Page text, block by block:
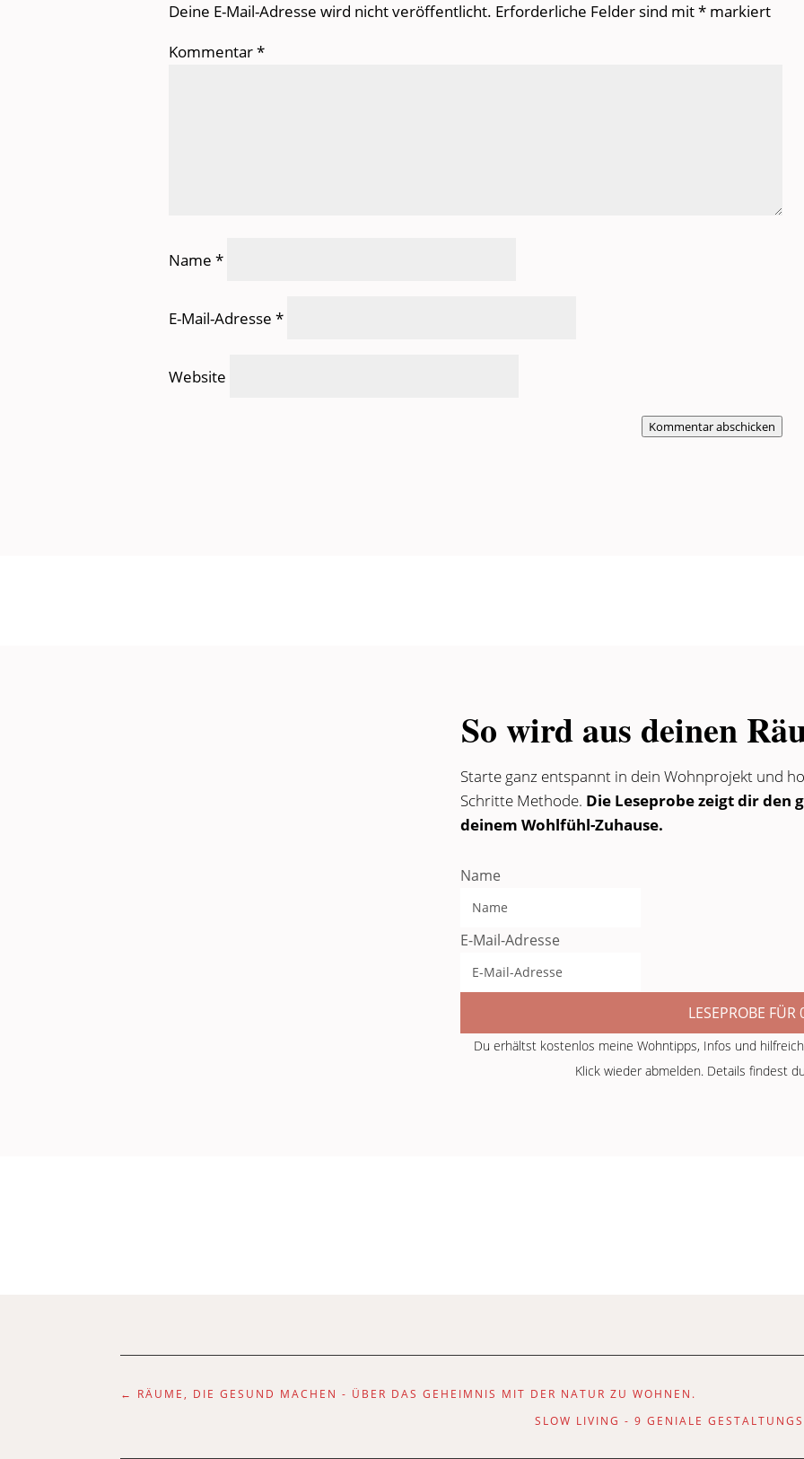
Deine E-Mail-Adresse wird nicht veröffentlicht. Erforderliche Felder sind mit* markiert
Kommentar*
Name*
E-Mail-Adresse*
Website
Kommentar abschicken
So wird aus deinen
Starte ganz entspannt in dein Wohnprojekt und
Schritte Methode. Die Leseprobe zeigt dir den
deinem Wohlfühl-Zuhause.
Name
E-Mail-Adresse
LESEPROBE FÜR
Du erhältst kostenlos meine Wohntipps, Infos und
Klick wieder abmelden. Details findest
← RÄUME, DIE GESUND MACHEN - ÜBER DAS GEHEIMNIS MIT DER NATUR ZU WOHNEN.
SLOW LIVING - 9 GENIALE